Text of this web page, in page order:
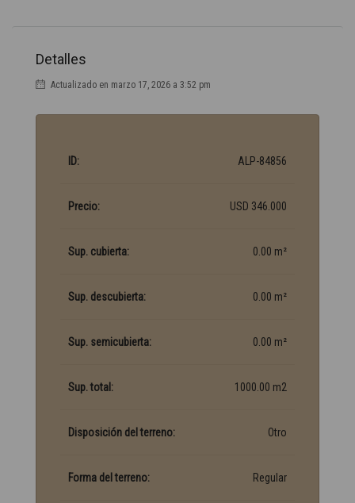
Detalles
Actualizado en marzo 17, 2026 a 3:52 pm
ID: ALP-84856
Precio: USD 346.000
Sup. cubierta: 0.00 m²
Sup. descubierta: 0.00 m²
Sup. semicubierta: 0.00 m²
Sup. total: 1000.00 m2
Disposición del terreno: Otro
Forma del terreno: Regular